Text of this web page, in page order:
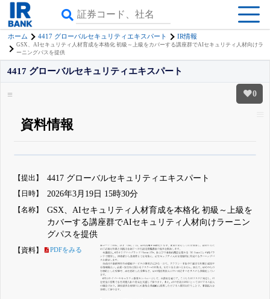
ホーム 4417 グローバルセキュリティエキスパート IR情報
GSX、AIセキュリティ人材育成を本格化 初級～上級をカバーする講座群でAIセキュリティ人材向けラ
ーニングパスを提供
0
4417 グローバルセキュリティエキスパート
資料情報
詳しく見られる無料でβ版をはじめる
登録すると永久30%OFFと米株版の先行利用も付きます
【提出】 4417 グローバルセキュリティエキスパート
【日時】 2026年3月19日 15時30分
【名称】
GSX、AIセキュリティ人材育成を本格化 初級～上級を
カバーする講座群でAIセキュリティ人材向けラーニン
グパスを提供
【資料】 PDFをみる